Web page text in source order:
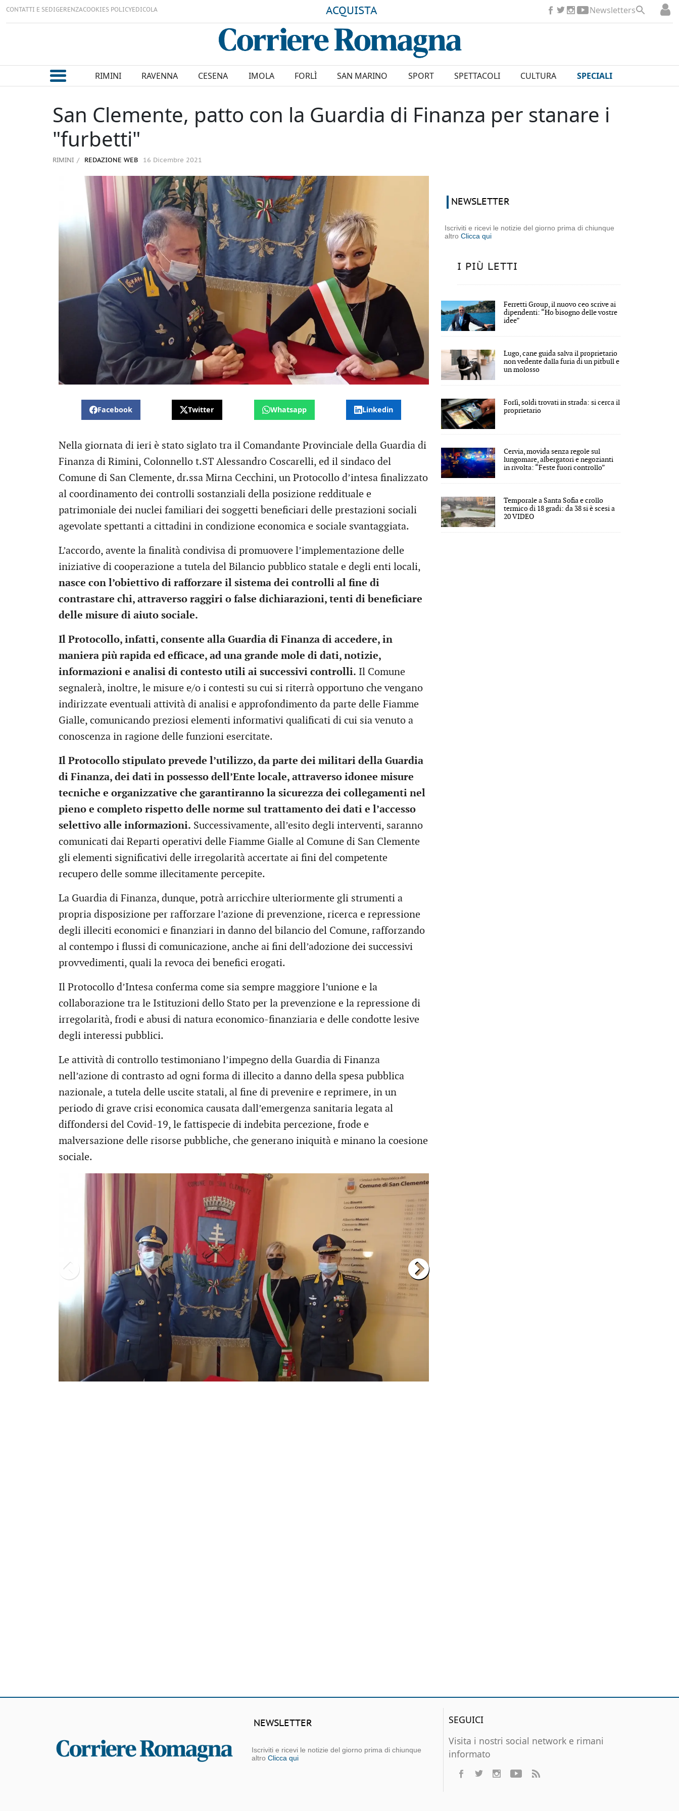
CONTATTI E SEDIGERENZACOOKIES POLICYEDICOLA ACQUISTA Newsletters
RIMINI RAVENNA CESENA IMOLA FORLÌ SAN MARINO SPORT SPETTACOLI CULTURA SPECIALI
San Clemente, patto con la Guardia di Finanza per stanare i
"furbetti"
RIMINI REDAZIONE WEB 16 Dicembre 2021
Facebook Twitter Whatsapp Linkedin
Nella giornata di ieri è stato siglato tra il Comandante Provinciale della Guardia di
Finanza di Rimini, Colonnello t.ST Alessandro Coscarelli, ed il sindaco del
Comune di San Clemente, dr.ssa Mirna Cecchini, un Protocollo d’intesa finalizzato
al coordinamento dei controlli sostanziali della posizione reddituale e
patrimoniale dei nuclei familiari dei soggetti beneficiari delle prestazioni sociali
agevolate spettanti a cittadini in condizione economica e sociale svantaggiata.
L’accordo, avente la finalità condivisa di promuovere l’implementazione delle
iniziative di cooperazione a tutela del Bilancio pubblico statale e degli enti locali,
nasce con l’obiettivo di rafforzare il sistema dei controlli al fine di
contrastare chi, attraverso raggiri o false dichiarazioni, tenti di beneficiare
delle misure di aiuto sociale.
Il Protocollo, infatti, consente alla Guardia di Finanza di accedere, in
maniera più rapida ed efficace, ad una grande mole di dati, notizie,
informazioni e analisi di contesto utili ai successivi controlli. Il Comune
segnalerà, inoltre, le misure e/o i contesti su cui si riterrà opportuno che vengano
indirizzate eventuali attività di analisi e approfondimento da parte delle Fiamme
Gialle, comunicando preziosi elementi informativi qualificati di cui sia venuto a
conoscenza in ragione delle funzioni esercitate.
Il Protocollo stipulato prevede l’utilizzo, da parte dei militari della Guardia
di Finanza, dei dati in possesso dell’Ente locale, attraverso idonee misure
tecniche e organizzative che garantiranno la sicurezza dei collegamenti nel
pieno e completo rispetto delle norme sul trattamento dei dati e l’accesso
selettivo alle informazioni. Successivamente, all’esito degli interventi, saranno
comunicati dai Reparti operativi delle Fiamme Gialle al Comune di San Clemente
gli elementi significativi delle irregolarità accertate ai fini del competente
recupero delle somme illecitamente percepite.
La Guardia di Finanza, dunque, potrà arricchire ulteriormente gli strumenti a
propria disposizione per rafforzare l’azione di prevenzione, ricerca e repressione
degli illeciti economici e finanziari in danno del bilancio del Comune, rafforzando
al contempo i flussi di comunicazione, anche ai fini dell’adozione dei successivi
provvedimenti, quali la revoca dei benefici erogati.
Il Protocollo d’Intesa conferma come sia sempre maggiore l’unione e la
collaborazione tra le Istituzioni dello Stato per la prevenzione e la repressione di
irregolarità, frodi e abusi di natura economico-finanziaria e delle condotte lesive
degli interessi pubblici.
Le attività di controllo testimoniano l’impegno della Guardia di Finanza
nell’azione di contrasto ad ogni forma di illecito a danno della spesa pubblica
nazionale, a tutela delle uscite statali, al fine di prevenire e reprimere, in un
periodo di grave crisi economica causata dall’emergenza sanitaria legata al
diffondersi del Covid-19, le fattispecie di indebita percezione, frode e
malversazione delle risorse pubbliche, che generano iniquità e minano la coesione
sociale.
NEWSLETTER
Iscriviti e ricevi le notizie del giorno prima di chiunque
altroClicca qui
I PIÙ LETTI
Ferretti Group, il nuovo ceo scrive ai
dipendenti: “Ho bisogno delle vostre
idee”
Lugo, cane guida salva il proprietario
non vedente dalla furia di un pitbull e
un molosso
Forlì, soldi trovati in strada: si cerca il
proprietario
Cervia, movida senza regole sul
lungomare, albergatori e negozianti
in rivolta: “Feste fuori controllo”
Temporale a Santa Sofia e crollo
termico di 18 gradi: da 38 si è scesi a
20 VIDEO
NEWSLETTER
Iscriviti e ricevi le notizie del giorno prima di chiunque
altro Clicca qui
SEGUICI
Visita i nostri social network e rimani
informato